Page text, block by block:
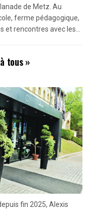
de Metz. Au
ferme pédagogique,
rencontres avec les...
tous »
fin 2025, Alexis